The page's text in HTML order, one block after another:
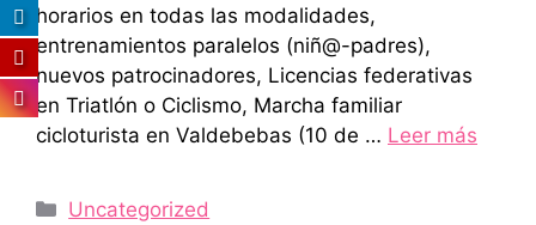
horarios en todas las modalidades,
entrenamientos paralelos (niñ@-padres),
nuevos patrocinadores, Licencias federativas
en Triatlón o Ciclismo, Marcha familiar
cicloturista en Valdebebas (10 de … Leer más
Categorías
Uncategorized